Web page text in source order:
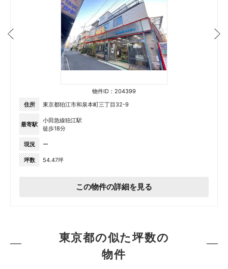
物件ID：204399
住所
東京都狛江市和泉本町三丁目32-9
最寄駅
小田急線狛江駅
徒歩18分
現況 ー
坪数 54.47坪
この物件の詳細を見る
東京都の似た坪数の
物件